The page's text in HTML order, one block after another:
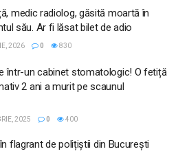
medic radiolog, găsită moartă în
său. Ar fi lăsat bilet de adio
2026 0 830
într-un cabinet stomatologic! O fetiță
2 ani a murit pe scaunul
2025 0 400
flagrant de polițiștii din București